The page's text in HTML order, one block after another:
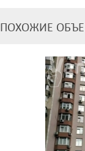
ПОХОЖИЕ